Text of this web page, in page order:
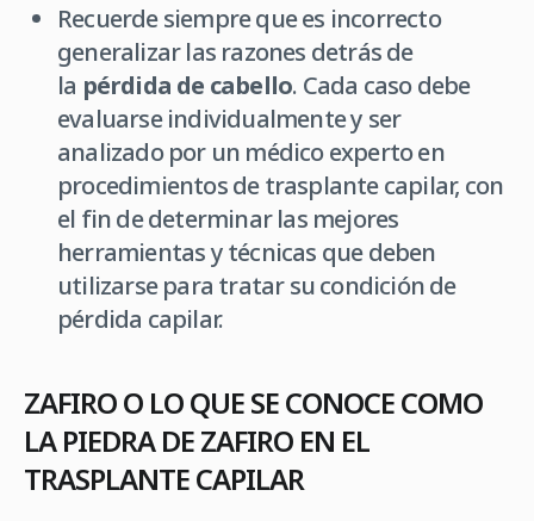
Recuerde siempre que es incorrecto
generalizar las razones detrás de
la pérdida de cabello. Cada caso debe
evaluarse individualmente y ser
analizado por un médico experto en
procedimientos de trasplante capilar, con
el fin de determinar las mejores
herramientas y técnicas que deben
utilizarse para tratar su condición de
pérdida capilar.
ZAFIRO O LO QUE SE CONOCE COMO
LA PIEDRA DE ZAFIRO EN EL
TRASPLANTE CAPILAR